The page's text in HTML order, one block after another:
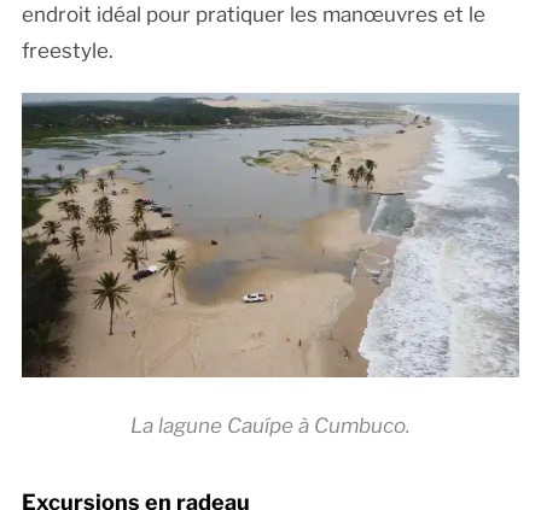
endroit idéal pour pratiquer les manœuvres et le
freestyle.
La lagune Cauípe à Cumbuco.
Excursions en radeau